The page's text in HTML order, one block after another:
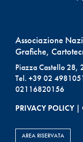
Associazione
Grafiche,
Piazza Castello 28,
Tel. +39 02
02116820156
PRIVACY POLICY|
AREA RISERVATA